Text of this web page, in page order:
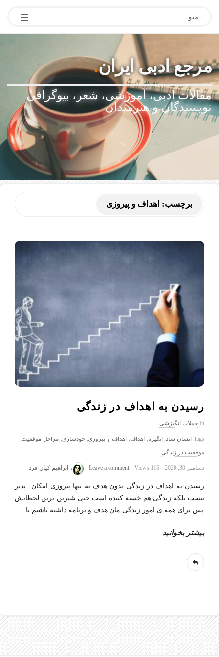
منو
مرجع ادبی ایران.
مقالات ادبی، آموزشی، شعر، بیوگرافی
نویسندگان و هنرمندان
برچسب: اهداف و پیروزی
رسیدن به اهداف در زندگی
In جملات انگیزشی
Tags انسان شاد, انگیزه, اهداف, اهداف و پیروزی,خودسازی,مراحل موفقیت,
موفقیت در زندگی
دسامبر 30, 2020 116 Views
Leave a comment ابراهیم کیان فرد
رسیدن به اهداف در زندگی بدون هدف نه تنها پیروزی امکان پذیر
نیست بلکه زندگی هم خسته کننده است حتی شیرین ترین لحظاتش
.پس برای همه ی امور زندگی مان هدف و برنامه داشته باشیم تا
بیشتر بخوانید